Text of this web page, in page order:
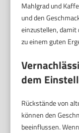
Mahlgrad und
und den
einzustellen, damit
zu einem guten
dem
Rückstände von
können den
beeinflussen.